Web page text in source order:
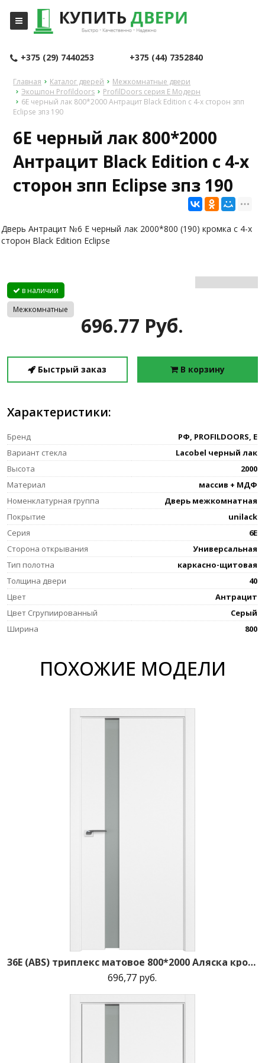
+375 (29) 7440253 +375 (44) 7352840
Главная Каталог дверей
Межкомнатные двери
Экошпон Profildoors
ProfilDoors серия E Модерн
6E черный лак 800*2000 Антрацит Black Edition с 4-х сторон зпп
Eclipse зпз 190
6E черный лак 800*2000
Антрацит Black Edition с 4-х
сторон зпп Eclipse зпз 190
Дверь Антрацит №6 E черный лак 2000*800 (190) кромка с 4-x
сторон Black Edition Eclipse
в наличии
Межкомнатные
696.77 Руб.
Быстрый заказ В корзину
Характеристики:
Бренд
РФ, PROFILDOORS, E
Вариант стекла
Lacobel черный лак
Высота
2000
Материал
массив + МДФ
Номенклатурная группа
Дверь межкомнатная
Покрытие
unilack
Серия
6E
Сторона открывания
Универсальная
Тип полотна
каркасно-щитовая
Толщина двери
40
Цвет
Антрацит
Цвет Сгрупиированный
Серый
Ширина
800
ПОХОЖИЕ МОДЕЛИ
36E (ABS) триплекс матовое 800*2000 Аляска кромка в цвет зпп Eclipse зпз 190
696,77 руб.